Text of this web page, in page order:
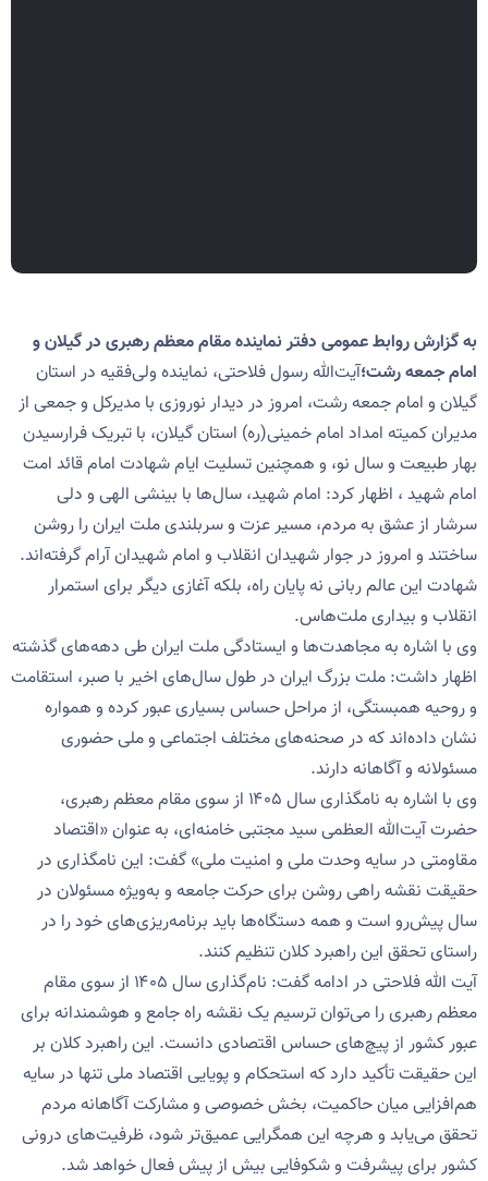
به گزارش روابط عمومی دفتر نماینده مقام معظم رهبری در گیلان و
امام جمعه رشت؛آیت‌الله رسول فلاحتی، نماینده ولی‌فقیه در استان
گیلان و امام جمعه رشت، امروز در دیدار نوروزی با مدیرکل و جمعی از
مدیران کمیته امداد امام خمینی(ره) استان گیلان، با تبریک فرارسیدن
بهار طبیعت و سال نو، و همچنین تسلیت ایام شهادت امام قائد امت
امام شهید ، اظهار کرد: امام شهید، سال‌ها با بینشی الهی و دلی
سرشار از عشق به مردم، مسیر عزت و سربلندی ملت ایران را روشن
ساختند و امروز در جوار شهیدان انقلاب و امام شهیدان آرام گرفته‌اند.
شهادت این عالم ربانی نه پایان راه، بلکه آغازی دیگر برای استمرار
انقلاب و بیداری ملت‌هاس.
وی با اشاره به مجاهدت‌ها و ایستادگی ملت ایران طی دهه‌های گذشته
اظهار داشت: ملت بزرگ ایران در طول سال‌های اخیر با صبر، استقامت
و روحیه همبستگی، از مراحل حساس بسیاری عبور کرده و همواره
نشان داده‌اند که در صحنه‌های مختلف اجتماعی و ملی حضوری
مسئولانه و آگاهانه دارند.
وی با اشاره به نامگذاری سال ۱۴۰۵ از سوی مقام معظم رهبری،
حضرت آیت‌الله العظمی سید مجتبی خامنه‌ای، به عنوان «اقتصاد
مقاومتی در سایه وحدت ملی و امنیت ملی» گفت: این نامگذاری در
حقیقت نقشه راهی روشن برای حرکت جامعه و به‌ویژه مسئولان در
سال پیش‌رو است و همه دستگاه‌ها باید برنامه‌ریزی‌های خود را در
راستای تحقق این راهبرد کلان تنظیم کنند.
آیت الله فلاحتی در ادامه گفت: نام‌گذاری سال ۱۴۰۵ از سوی مقام
معظم رهبری را می‌توان ترسیم یک نقشه راه جامع و هوشمندانه برای
عبور کشور از پیچ‌های حساس اقتصادی دانست. این راهبرد کلان بر
این حقیقت تأکید دارد که استحکام و پویایی اقتصاد ملی تنها در سایه
هم‌افزایی میان حاکمیت، بخش خصوصی و مشارکت آگاهانه مردم
تحقق می‌یابد و هرچه این همگرایی عمیق‌تر شود، ظرفیت‌های درونی
کشور برای پیشرفت و شکوفایی بیش از پیش فعال خواهد شد.